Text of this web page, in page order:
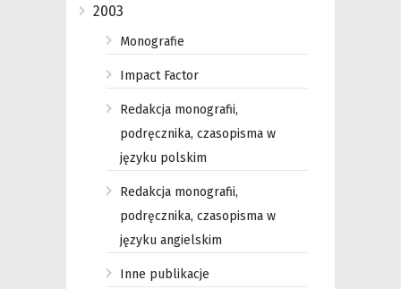
2003
Monografie
Impact Factor
Redakcja monografii,
podręcznika, czasopisma w
języku polskim
Redakcja monografii,
podręcznika, czasopisma w
języku angielskim
Inne publikacje